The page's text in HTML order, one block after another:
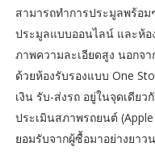
สามารถทำการประมูลพร้อม
ประมูลแบบออนไลน์ และห้อ
ภาพความละเอียดสูง นอกจ
ด้วยห้องรับรองแบบ One
เงิน รับ-ส่งรถ อยู่ในจุดเดีย
ประเมินสภาพรถยนต์
ยอมรับจากผู้ซื้อมาอย่างยาว